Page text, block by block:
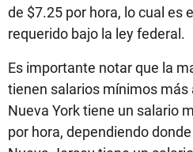
de $7.25 por hora, lo cual es
requerido bajo la ley federal.
Es importante notar que la
tienen salarios mínimos
Nueva York tiene un salario
por hora, dependiendo